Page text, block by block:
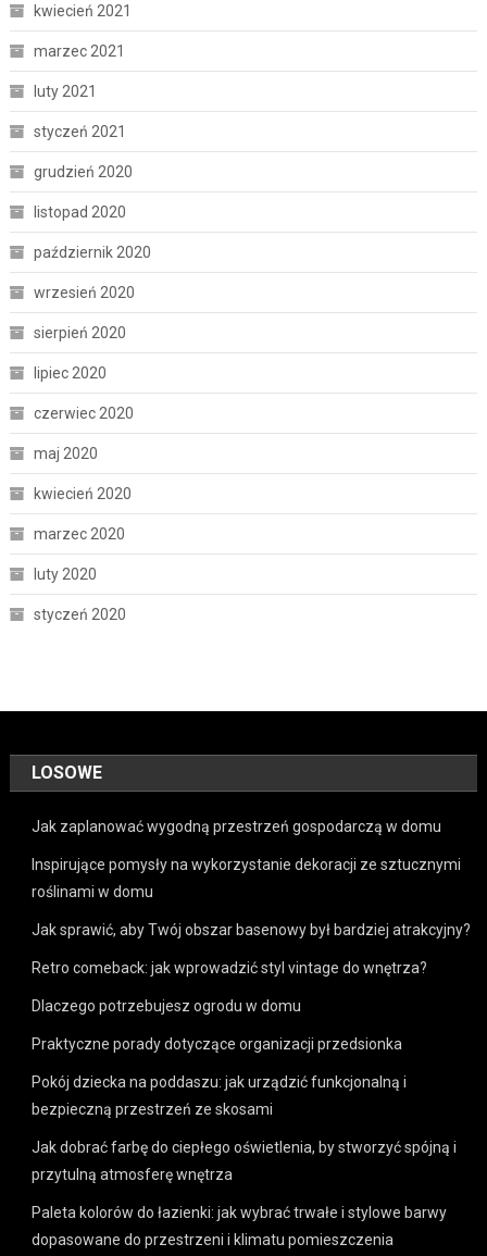
kwiecień 2021
marzec 2021
luty 2021
styczeń 2021
grudzień 2020
listopad 2020
październik 2020
wrzesień 2020
sierpień 2020
lipiec 2020
czerwiec 2020
maj 2020
kwiecień 2020
marzec 2020
luty 2020
styczeń 2020
LOSOWE
Jak zaplanować wygodną przestrzeń gospodarczą w domu
Inspirujące pomysły na wykorzystanie dekoracji ze sztucznymi
roślinami w domu
Jak sprawić, aby Twój obszar basenowy był bardziej atrakcyjny?
Retro comeback: jak wprowadzić styl vintage do wnętrza?
Dlaczego potrzebujesz ogrodu w domu
Praktyczne porady dotyczące organizacji przedsionka
Pokój dziecka na poddaszu: jak urządzić funkcjonalną i
bezpieczną przestrzeń ze skosami
Jak dobrać farbę do ciepłego oświetlenia, by stworzyć spójną i
przytulną atmosferę wnętrza
Paleta kolorów do łazienki: jak wybrać trwałe i stylowe barwy
dopasowane do przestrzeni i klimatu pomieszczenia